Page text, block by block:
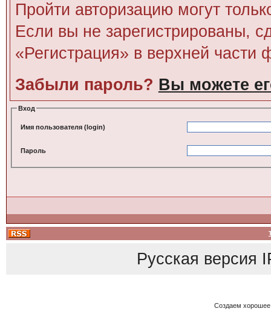
Пройти авторизацию могут
Если вы не зарегистрированы,
«Регистрация» в верхней части
Забыли пароль? Вы можете
Вход
Имя пользователя (login)
Пароль
Русская версия
Создаем